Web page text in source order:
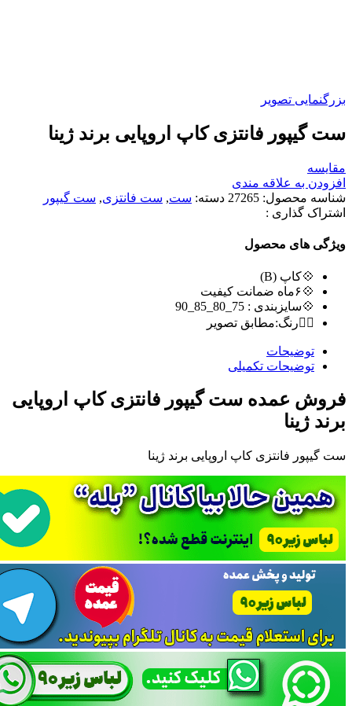
بزرگنمایی تصویر
ست گیپور فانتزی کاپ اروپایی برند ژینا
مقایسه
افزودن به علاقه مندی
شناسه محصول: 27265 دسته: ست, ست فانتزی, ست گیپور
اشتراک گذاری :
ویژگی های محصول
💠کاپ (B)
💠۶ماه ضمانت کیفیت
💠سایزبندی : 75_80_85_90
🏳️‍🌈رنگ:مطابق تصویر
توضیحات
توضیحات تکمیلی
فروش عمده ست گیپور فانتزی کاپ اروپایی
برند ژینا
ست گیپور فانتزی کاپ اروپایی برند ژینا